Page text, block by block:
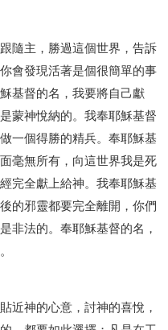
隨主，勝過這個世界，告訴
會發現活著是個很簡單的事
基督的名，我要將自己獻
蒙神悅納的。我奉耶穌基督
一個得勝的精兵。奉耶穌基
毫無所有，向這世界我是死
完全獻上給神。我奉耶穌基
的邪靈都要完全離開，你們
非法的。奉耶穌基督的名，
近神的心意，討神的喜悅，